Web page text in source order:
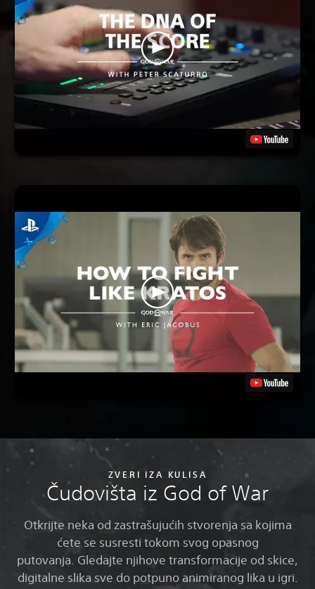
ZVERI IZA KULISA
Čudovišta iz God of War
Otkrijte neka od zastrašujućih stvorenja sa kojima
ćete se susresti tokom svog opasnog
putovanja. Gledajte njihove transformacije od skice,
digitalne slika sve do potpuno animiranog lika u igri.